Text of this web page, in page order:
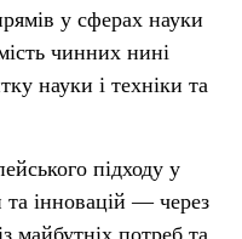
у сферах науки
чинних нині
науки і техніки та
підходу у
та інновацій — через
майбутніх потреб та